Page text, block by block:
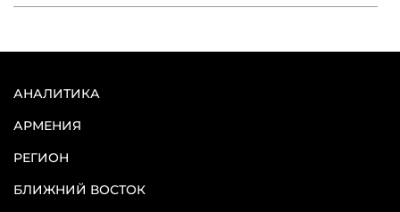
АНАЛИТИКА
АРМЕНИЯ
РЕГИОН
БЛИЖНИЙ ВОСТОК